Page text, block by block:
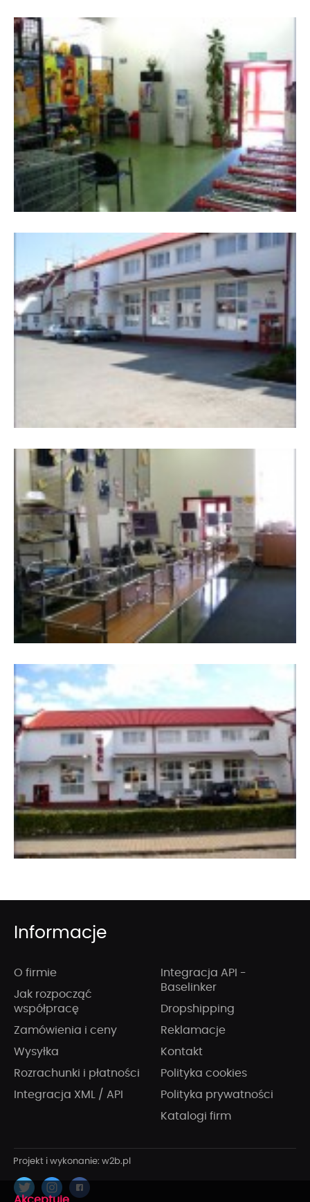
Informacje
O firmie
Jak rozpocząć
współpracę
Zamówienia i ceny
Wysyłka
Rozrachunki i płatności
Integracja XML / API
Integracja API -
Baselinker
Dropshipping
Reklamacje
Kontakt
Polityka cookies
Polityka prywatności
Katalogi firm